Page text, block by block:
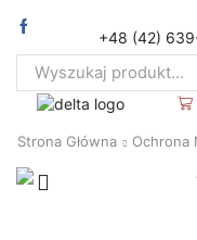
+48 (42)
Search
input
Strona Główna Ochrona